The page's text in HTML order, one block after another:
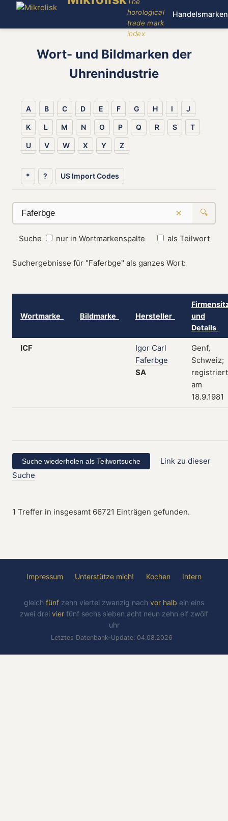
horological
trade mark
index
Handelsmarken
Wort- und Bildmarken der
Uhrenindustrie
A B C D E F G H I J
K L M N O P Q R S T
U V W X Y Z
* ? US Import Codes
× 🔍
Suche nur in Wortmarkenspalte als Teilwort
Suchergebnisse für "Faferbge" als ganzes Wort:
Wortmarke Bildmarke Hersteller
und
Details
ICF Igor Carl
Faferbge
SA
Genf,
Schweiz;
registriert
am
18.9.1981
Link zu dieser
Suche
1 Treffer in insgesamt 66721 Einträgen gefunden.
Impressum Unterstütze mich! Kochen Intern
gleich fünf zehn viertel zwanzig nach vor halb ein eins
zwei drei vier fünf sechs sieben acht neun zehn elf zwölf
uhr
Letztes Datenbank-Update: 04.08.2026